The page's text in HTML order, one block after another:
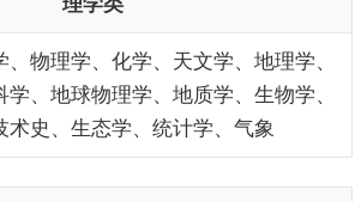
、物理学、化学、天文学、地理学、
、地球物理学、地质学、生物学、
术史、生态学、统计学、气象